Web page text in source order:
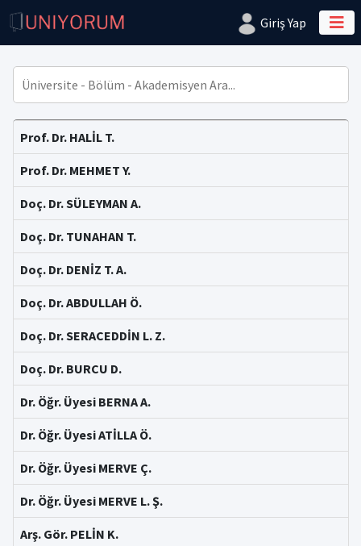
Giriş Yap
Prof. Dr. HALİL T.
Prof. Dr. MEHMET Y.
Doç. Dr. SÜLEYMAN A.
Doç. Dr. TUNAHAN T.
Doç. Dr. DENİZ T. A.
Doç. Dr. ABDULLAH Ö.
Doç. Dr. SERACEDDİN L. Z.
Doç. Dr. BURCU D.
Dr. Öğr. Üyesi BERNA A.
Dr. Öğr. Üyesi ATİLLA Ö.
Dr. Öğr. Üyesi MERVE Ç.
Dr. Öğr. Üyesi MERVE L. Ş.
Arş. Gör. PELİN K.